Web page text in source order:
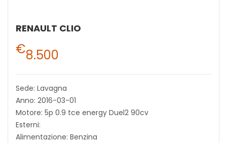
RENAULT CLIO
€8.500
Sede: Lavagna
Anno: 2016-03-01
Motore: 5p 0.9 tce energy Duel2 90cv
Esterni:
Alimentazione: Benzina